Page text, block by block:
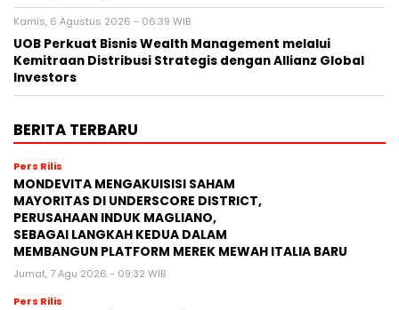
Kamis, 6 Agustus 2026 - 06:39 WIB
UOB Perkuat Bisnis Wealth Management melalui
Kemitraan Distribusi Strategis dengan Allianz Global
Investors
BERITA TERBARU
Pers Rilis
MONDEVITA MENGAKUISISI SAHAM
MAYORITAS DI UNDERSCORE DISTRICT,
PERUSAHAAN INDUK MAGLIANO,
SEBAGAI LANGKAH KEDUA DALAM
MEMBANGUN PLATFORM MEREK MEWAH ITALIA BARU
Jumat, 7 Agu 2026 - 09:32 WIB
Pers Rilis